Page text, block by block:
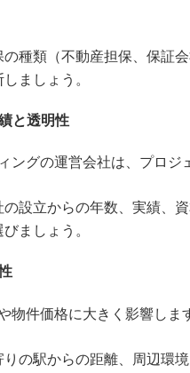
の種類（不動産担保、保証
ましょう。
と透明性
ングの運営会社は、プロジ
の設立からの年数、実績、
ましょう。
物件価格に大きく影響しま
りの駅からの距離、周辺環